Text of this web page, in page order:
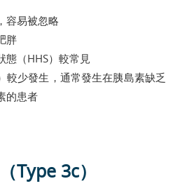
容易被忽略
胖
態（HHS）較常見
較少發生，通常發生在胰島素缺乏
的患者
Type 3c）